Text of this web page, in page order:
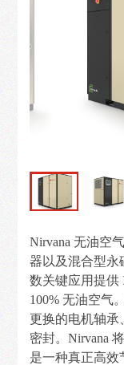
新
资
讯
在
线
留
Nirvana 无油空
器以及混合型永
数关键应用提供
100% 无油空气
更换的电机轴承
密封。Nirvana
是一种真正高效